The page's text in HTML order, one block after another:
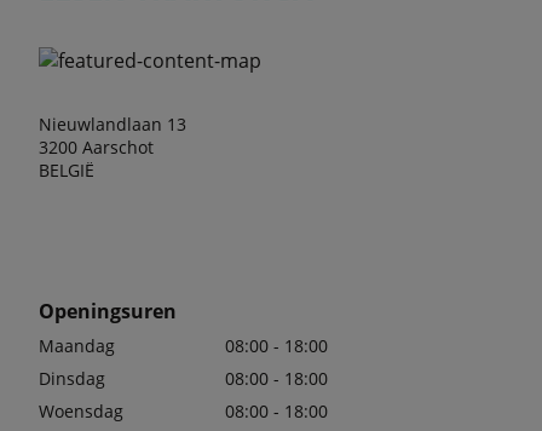
Nieuwlandlaan 13
3200 Aarschot
BELGIË
Openingsuren
Maandag
08:00 - 18:00
Dinsdag
08:00 - 18:00
Woensdag
08:00 - 18:00